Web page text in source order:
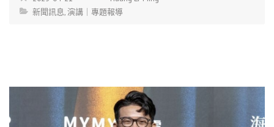
新聞訊息,演講｜專題報導